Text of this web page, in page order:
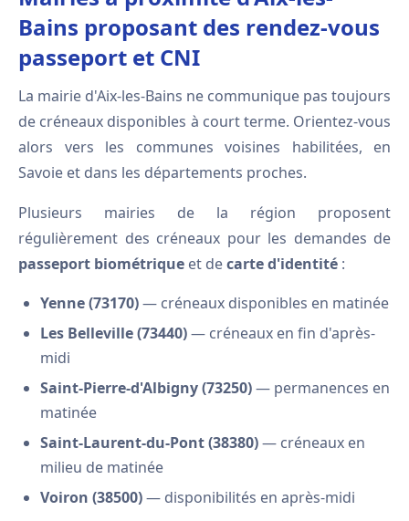
Bains proposant des rendez-vous
passeport et CNI
La mairie d'Aix-les-Bains ne communique pas toujours
de créneaux disponibles à court terme. Orientez-vous
alors vers les communes voisines habilitées, en
Savoie et dans les départements proches.
Plusieurs mairies de la région proposent
régulièrement des créneaux pour les demandes de
passeport biométrique et decarte d'identité :
Yenne (73170)— créneaux disponibles en matinée
Les Belleville (73440)— créneaux en fin d'après-
midi
Saint-Pierre-d'Albigny (73250)— permanences en
matinée
Saint-Laurent-du-Pont (38380)— créneaux en
milieu de matinée
Voiron (38500)— disponibilités en après-midi